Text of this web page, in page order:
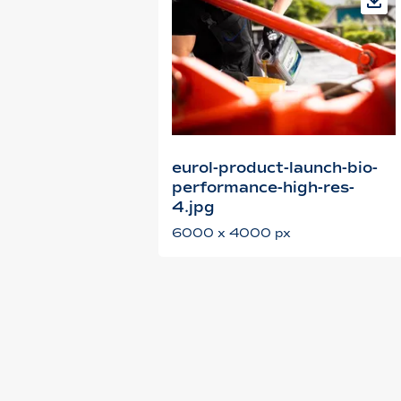
eurol-product-launch-bio-
performance-high-res-
4.jpg
6000 x 4000 px